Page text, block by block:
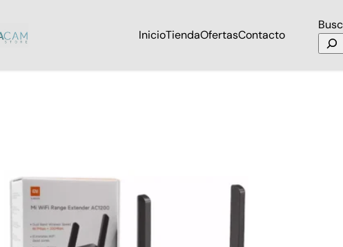
InicioTiendaOfertasContacto